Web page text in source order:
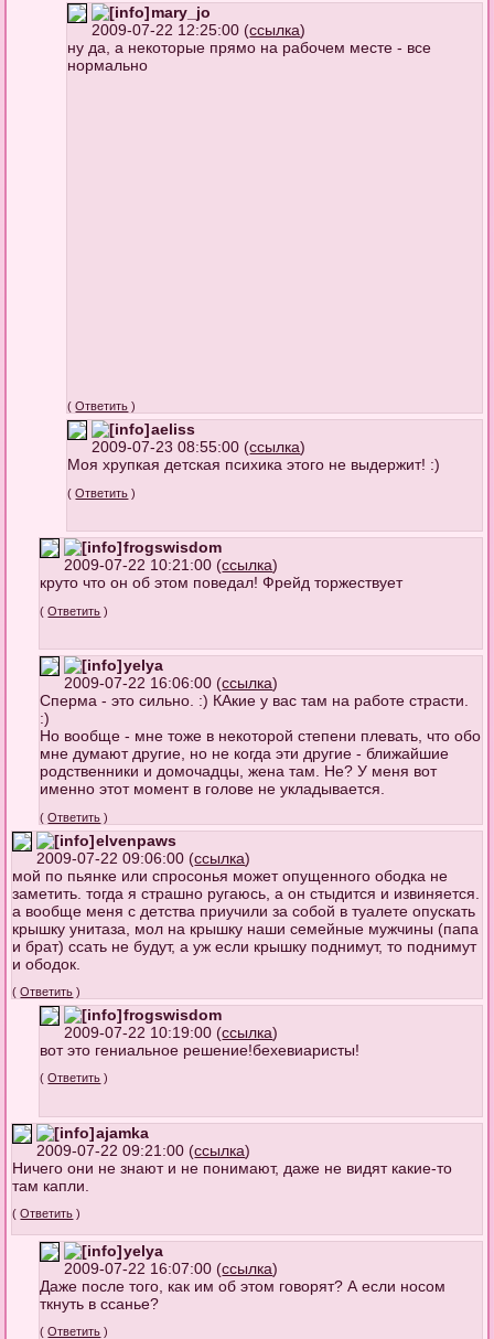
mary_jo
2009-07-22 12:25:00 (ссылка)
ну да, а некоторые прямо на рабочем месте - все
нормально
(Ответить )
aeliss
2009-07-23 08:55:00 (ссылка)
Моя хрупкая детская психика этого не выдержит! :)
(Ответить )
frogswisdom
2009-07-22 10:21:00 (ссылка)
круто что он об этом поведал! Фрейд торжествует
(Ответить )
yelya
2009-07-22 16:06:00 (ссылка)
Сперма - это сильно. :) КАкие у вас там на работе страсти.
:)
Но вообще - мне тоже в некоторой степени плевать, что обо
мне думают другие, но не когда эти другие - ближайшие
родственники и домочадцы, жена там. Не? У меня вот
именно этот момент в голове не укладывается.
(Ответить )
elvenpaws
2009-07-22 09:06:00 (ссылка)
мой по пьянке или спросонья может опущенного ободка не
заметить. тогда я страшно ругаюсь, а он стыдится и извиняется.
а вообще меня с детства приучили за собой в туалете опускать
крышку унитаза, мол на крышку наши семейные мужчины (папа
и брат) ссать не будут, а уж если крышку поднимут, то поднимут
и ободок.
(Ответить )
frogswisdom
2009-07-22 10:19:00 (ссылка)
вот это гениальное решение!бехевиаристы!
(Ответить )
ajamka
2009-07-22 09:21:00 (ссылка)
Ничего они не знают и не понимают, даже не видят какие-то
там капли.
(Ответить )
yelya
2009-07-22 16:07:00 (ссылка)
Даже после того, как им об этом говорят? А если носом
ткнуть в ссанье?
(Ответить )